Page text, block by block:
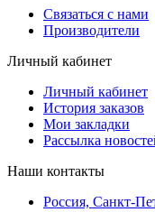
Связаться с нами
Производители
Личный кабинет
Личный кабинет
История заказов
Мои закладки
Рассылка
Наши контакты
Россия, Санкт-